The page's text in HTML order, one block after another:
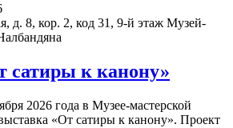
д. 8, кор. 2, код 31, 9-й этаж Музей-
сатиры к канону»
2026 года в Музее-мастерской
«От сатиры к канону». Проект